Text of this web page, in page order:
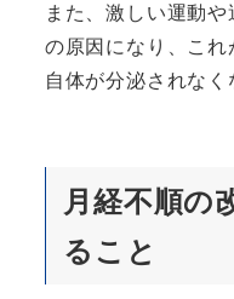
また、激しい運動
の原因になり、こ
自体が分泌されなく
月経不順の
ること